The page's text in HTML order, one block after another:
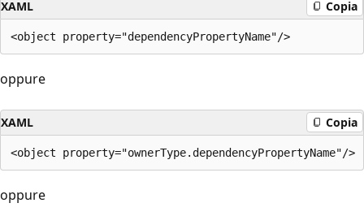
XAML Copia
oppure
XAML Copia
oppure